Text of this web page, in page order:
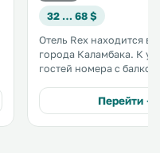
32 … 68 $
Отель Rex находится в
города Каламбака. К услугам
гостей номера с
помещениях. Из отеля можно
быстро добраться до
.
Перейти →